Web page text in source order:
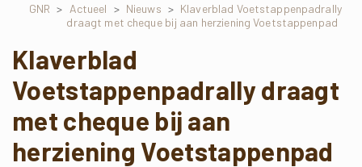
GNR > Actueel > Nieuws > Klaverblad Voetstappenpadrally
draagt met cheque bij aan herziening Voetstappenpad
Klaverblad
Voetstappenpadrally draagt
met cheque bij aan
herziening Voetstappenpad